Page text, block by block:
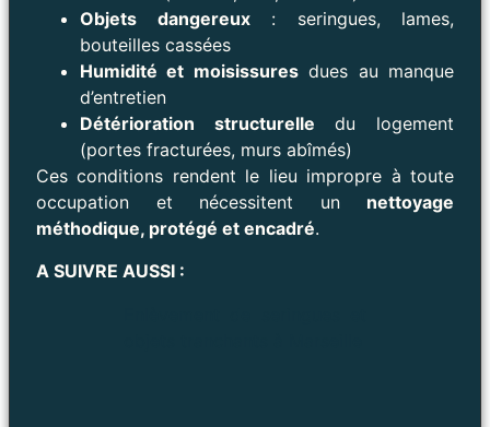
Objets dangereux: seringues, lames,
bouteilles cassées
Humidité et moisissuresdues au manque
d’entretien
Détérioration structurelle du logement
(portes fracturées, murs abîmés)
Ces conditions rendent le lieu impropre à toute
occupation et nécessitent un nettoyage
méthodique, protégé et encadré.
A SUIVRE AUSSI :